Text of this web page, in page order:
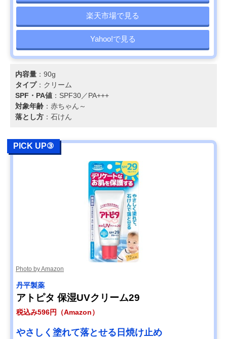
楽天市場で見る
Yahoo!で見る
内容量 ：90g
タイプ：クリーム
SPF・PA値 ：SPF30／PA+++
対象年齢 ：赤ちゃん～
落とし方 ：石けん
PICK UP③
Photo by Amazon
丹平製薬
アトピタ 保湿UVクリーム29
税込み596円（Amazon）
やさしく塗れて落とせる日焼け止め